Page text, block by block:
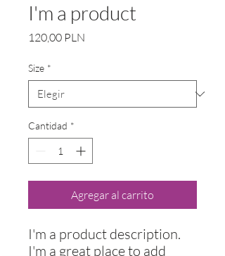
I'm a product
120,00 PLN
Size *
Cantidad *
Agregar al carrito
I'm a product description.
I'm a great place to add